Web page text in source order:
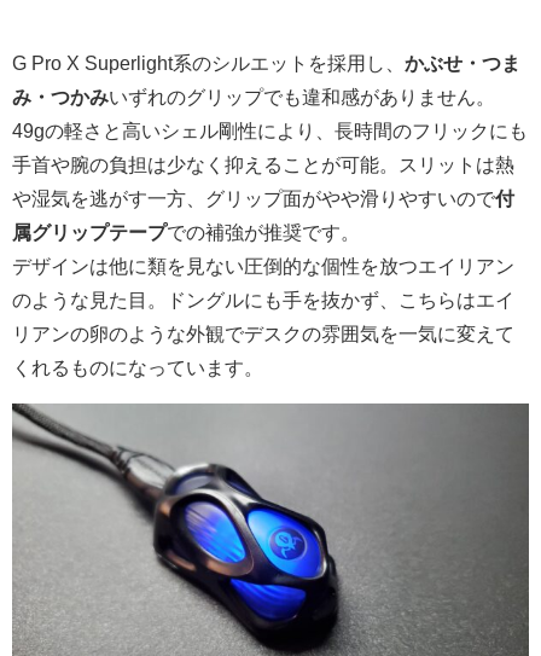
G Pro X Superlight系のシルエットを採用し、 かぶせ・つま
み・つかみいずれのグリップでも違和感がありません。
49gの軽さと高いシェル剛性により、長時間のフリックにも
手首や腕の負担は少なく抑えることが可能。スリットは熱
や湿気を逃がす一方、グリップ面がやや滑りやすいので付
属グリップテープでの補強が推奨です。
デザインは他に類を見ない圧倒的な個性を放つエイリアン
のような見た目。ドングルにも手を抜かず、こちらはエイ
リアンの卵のような外観でデスクの雰囲気を一気に変えて
くれるものになっています。